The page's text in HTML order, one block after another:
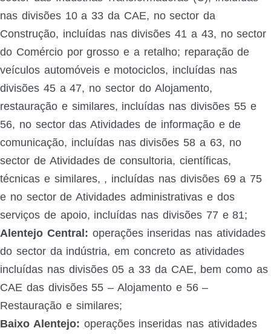
nas divisões 10 a 33 da CAE, no sector da
Construção, incluídas nas divisões 41 a 43, no sector
do Comércio por grosso e a retalho; reparação de
veículos automóveis e motociclos, incluídas nas
divisões 45 a 47, no sector do Alojamento,
restauração e similares, incluídas nas divisões 55 e
56, no sector das Atividades de informação e de
comunicação, incluídas nas divisões 58 a 63, no
sector de Atividades de consultoria, científicas,
técnicas e similares, , incluídas nas divisões 69 a 75
e no sector de Atividades administrativas e dos
serviços de apoio, incluídas nas divisões 77 e 81;
Alentejo Central: operações inseridas nas atividades
do sector da indústria, em concreto as atividades
incluídas nas divisões 05 a 33 da CAE, bem como as
CAE das divisões 55 – Alojamento e 56 –
Restauração e similares;
Baixo Alentejo: operações inseridas nas atividades